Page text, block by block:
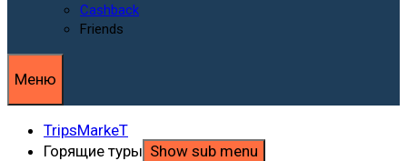
Cashback
Friends
Меню
TripsMarkeT
Горящие туры Show sub menu